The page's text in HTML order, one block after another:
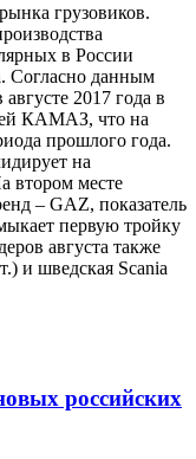
грузовиков.
в России
Согласно данным
2017 года в
КАМАЗ, что на
прошлого года.
на
втором месте
– GAZ, показатель
первую тройку
августа также
и шведская Scania
российских